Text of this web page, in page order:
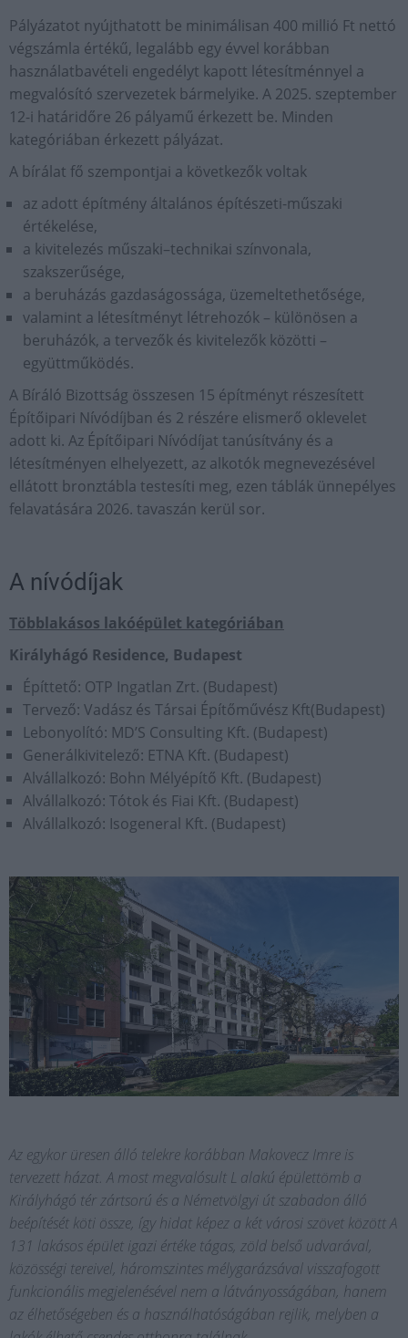
Pályázatot nyújthatott be minimálisan 400 millió Ft nettó
végszámla értékű, legalább egy évvel korábban
használatbavételi engedélyt kapott létesítménnyel a
megvalósító szervezetek bármelyike. A 2025. szeptember
12-i határidőre 26 pályamű érkezett be. Minden
kategóriában érkezett pályázat.
A bírálat fő szempontjai a következők voltak
az adott építmény általános építészeti-műszaki
értékelése,
a kivitelezés műszaki–technikai színvonala,
szakszerűsége,
a beruházás gazdaságossága, üzemeltethetősége,
valamint a létesítményt létrehozók – különösen a
beruházók, a tervezők és kivitelezők közötti –
együttműködés.
A Bíráló Bizottság összesen 15 építményt részesített
Építőipari Nívódíjban és 2 részére elismerő oklevelet
adott ki. Az Építőipari Nívódíjat tanúsítvány és a
létesítményen elhelyezett, az alkotók megnevezésével
ellátott bronztábla testesíti meg, ezen táblák ünnepélyes
felavatására 2026. tavaszán kerül sor.
A nívódíjak
Többlakásos lakóépület kategóriában
Királyhágó Residence, Budapest
Építtető: OTP Ingatlan Zrt. (Budapest)
Tervező: Vadász és Társai Építőművész Kft(Budapest)
Lebonyolító: MD’S Consulting Kft. (Budapest)
Generálkivitelező: ETNA Kft. (Budapest)
Alvállalkozó: Bohn Mélyépítő Kft. (Budapest)
Alvállalkozó: Tótok és Fiai Kft. (Budapest)
Alvállalkozó: Isogeneral Kft. (Budapest)
Az egykor üresen álló telekre korábban Makovecz Imre is
tervezett házat. A most megvalósult L alakú épülettömb a
Királyhágó tér zártsorú és a Németvölgyi út szabadon álló
beépítését köti össze, így hidat képez a két városi szövet között A
131 lakásos épület igazi értéke tágas, zöld belső udvarával,
közösségi tereivel, háromszintes mélygarázsával visszafogott
funkcionális megjelenésével nem a látványosságában, hanem
az élhetőségeben és a használhatóságában rejlik, melyben a